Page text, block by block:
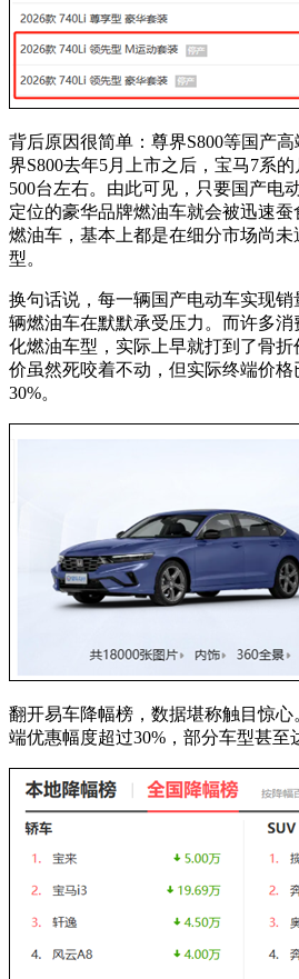
背后原因很简单：尊界S800等国产
界S800去年5月上市之后，宝马7系
500台左右。由此可见，只要国产电
定位的豪华品牌燃油车就会被迅速
燃油车，基本上都是在细分市场尚
型。
换句话说，每一辆国产电动车实现
辆燃油车在默默承受压力。而许多消
化燃油车型，实际上早就打到了骨
价虽然死咬着不动，但实际终端价
30%。
翻开易车降幅榜，数据堪称触目惊
端优惠幅度超过30%，部分车型甚至